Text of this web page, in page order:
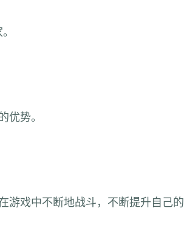
优势。
游戏中不断地战斗，不断提升自己的